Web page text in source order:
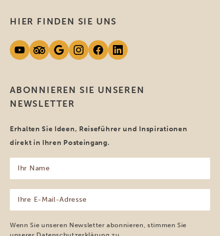
ABONNIEREN SIE UNSEREN
NEWSLETTER
Erhalten Sie Ideen, Reiseführer und Inspirationen
direkt in Ihren Posteingang.
Name
(erforderlich)
Mail-
Adresse
(erforderlich)
Wenn Sie unseren Newsletter abonnieren, stimmen Sie
HIER FINDEN SIE UNS